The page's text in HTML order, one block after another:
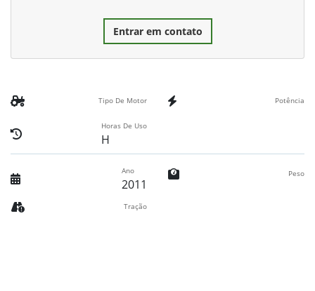
Entrar em contato
Tipo De Motor Potência
Horas De Uso
H
Ano
2011
Peso
Tração